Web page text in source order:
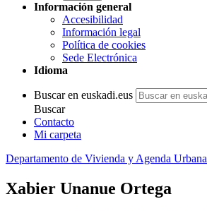
Información general
Accesibilidad
Información legal
Política de cookies
Sede Electrónica
Idioma
Buscar en euskadi.eus
Buscar
Contacto
Mi carpeta
Departamento de Vivienda y Agenda Urbana
Xabier Unanue Ortega